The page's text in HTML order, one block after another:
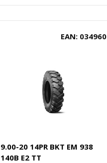
EAN: 034960
9.00-20 14PR BKT EM 938
140B E2 TT